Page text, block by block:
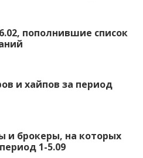
пополнившие список
и хайпов за период
и брокеры, на которых
1-5.09